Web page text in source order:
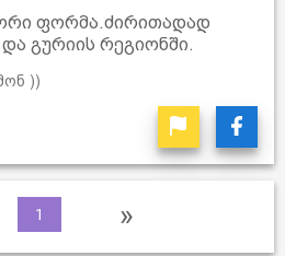
ფორმა.ძირითადად
გურიის რეგიონში.
))
1 »